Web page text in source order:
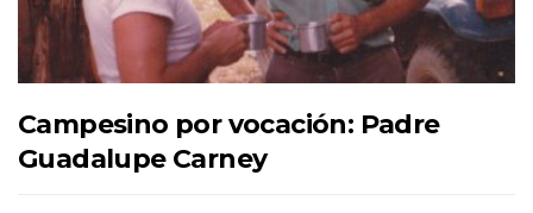
Campesino por vocación: Padre
Guadalupe Carney